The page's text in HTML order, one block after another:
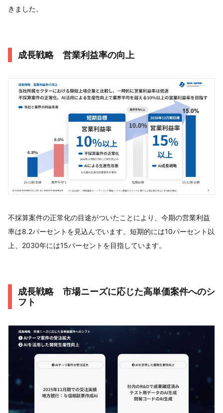
きました。
成長戦略 営業利益率の向上
不採算案件の正常化の目途がついたことにより、今期の営業利益
率は8.2パーセントを見込んでいます。短期的には10パーセント以
上、2030年には15パーセントを目指しています。
成長戦略 市場ニーズに応じた高単価案件へのシ
フト